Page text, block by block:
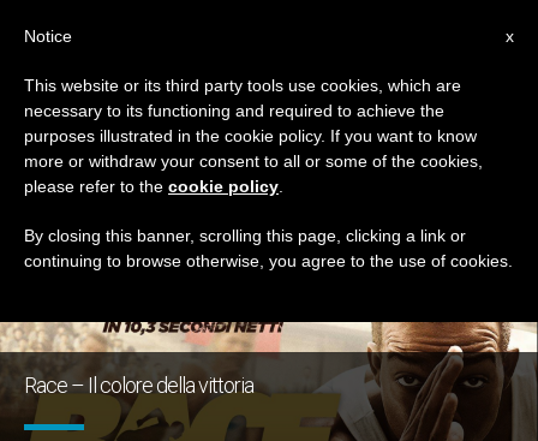
GIORNO
Aprile 9th, 2016
ULTIME NOTIZIE
Race – Il colore della vittoria
x
Notice
This website or its third party tools use cookies, which are
necessary to its functioning and required to achieve the
purposes illustrated in the cookie policy. If you want to know
more or withdraw your consent to all or some of the cookies,
please refer to the cookie policy
By closing this banner, scrolling this page, clicking a link or
continuing to browse otherwise, you agree to the use of cookies.